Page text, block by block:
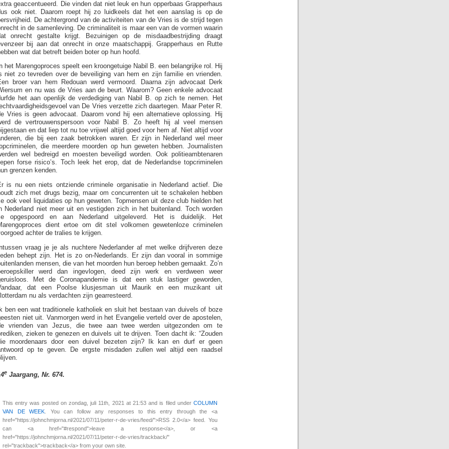
geaccentueerd. Die vinden dat niet leuk en hun opperbaas Grapperhaus
ook niet. Daarom roept hij zo luidkeels dat het een aanslag is op de
De achtergrond van de activiteiten van de Vries is de strijd tegen
in de samenleving. De criminaliteit is maar een van de vormen waarin
onrecht gestalte krijgt. Bezuinigen op de misdaadbestrijding draagt
bij aan dat onrecht in onze maatschappij. Grapperhaus en Rutte
wat dat betreft beiden boter op hun hoofd.
het Marengoproces speelt een kroongetuige Nabil B. een belangrijke rol. Hij
niet zo tevreden over de beveiliging van hem en zijn familie en vrienden.
broer van hem Redouan werd vermoord. Daarna zijn advocaat Derk
en nu was de Vries aan de beurt. Waarom? Geen enkele advocaat
het aan openlijk de verdediging van Nabil B. op zich te nemen. Het
van De Vries verzette zich daartegen. Maar Peter R.
Vries is geen advocaat. Daarom vond hij een alternatieve oplossing. Hij
de vertrouwenspersoon voor Nabil B. Zo heeft hij al veel mensen
en dat liep tot nu toe vrijwel altijd goed voor hem af. Niet altijd voor
die bij een zaak betrokken waren. Er zijn in Nederland wel meer
die meerdere moorden op hun geweten hebben. Journalisten
wel bedreigd en moesten beveiligd worden. Ook politieambtenaren
forse risico’s. Toch leek het erop, dat de Nederlandse topcriminelen
grenzen kenden.
is nu een niets ontziende criminele organisatie in Nederland actief. Die
zich met drugs bezig, maar om concurrenten uit te schakelen hebben
ook veel liquidaties op hun geweten. Topmensen uit deze club hielden het
Nederland niet meer uit en vestigden zich in het buitenland. Toch worden
opgespoord en aan Nederland uitgeleverd. Het is duidelijk. Het
dient ertoe om dit stel volkomen gewetenloze criminelen
achter de tralies te krijgen.
vraag je je als nuchtere Nederlander af met welke drijfveren deze
behept zijn. Het is zo on-Nederlands. Er zijn dan vooral in sommige
mensen, die van het moorden hun beroep hebben gemaakt. Zo’n
werd dan ingevlogen, deed zijn werk en verdween weer
Met de Coronapandemie is dat een stuk lastiger geworden,
dat een Poolse klusjesman uit Maurik en een muzikant uit
nu als verdachten zijn gearresteerd.
Ik ben een wat traditionele katholiek en sluit het bestaan van duivels of boze
niet uit. Vanmorgen werd in het Evangelie verteld over de apostelen,
vrienden van Jezus, die twee aan twee werden uitgezonden om te
zieken te genezen en duivels uit te drijven. Toen dacht ik: “Zouden
moordenaars door een duivel bezeten zijn? Ik kan en durf er geen
op te geven. De ergste misdaden zullen wel altijd een raadsel
e Jaargang, Nr. 674.
This entry was posted on zondag, juli 11th, 2021 at 21:53 and is filed under COLUMN
VAN DE WEEK . You can follow any responses to this entry through the <a
href="https://johnchmjorna.nl/2021/07/11/peter-r-de-vries/feed/">RSS 2.0</a> feed. You
can <a href="#respond">leave a response</a>, or <a
href="https://johnchmjorna.nl/2021/07/11/peter-r-de-vries/trackback/"
rel="trackback">trackback</a> from your own site.